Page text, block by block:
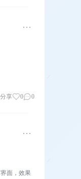
分享 0 0
面，效果